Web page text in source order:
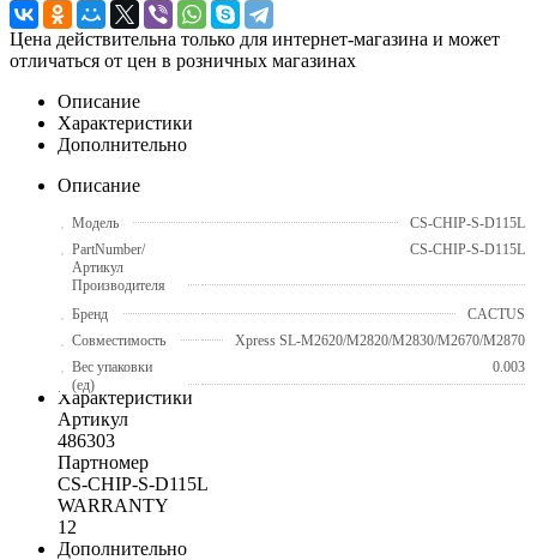
Цена действительна только для интернет-магазина и может
отличаться от цен в розничных магазинах
Описание
Характеристики
Дополнительно
Описание
Модель
CS-CHIP-S-D115L
PartNumber/
Артикул
Производителя
CS-CHIP-S-D115L
Бренд
CACTUS
Совместимость
Xpress SL-M2620/M2820/M2830/M2670/M2870
Вес упаковки
(ед)
0.003
Характеристики
Артикул
486303
Партномер
CS-CHIP-S-D115L
WARRANTY
12
Дополнительно